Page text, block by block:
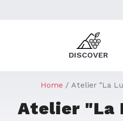
DISCOVER
Home Atelier "La
Atelier "La